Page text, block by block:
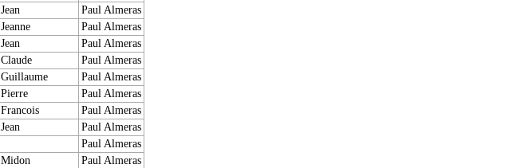
Jean
Paul Almeras
Jeanne
Paul Almeras
Jean
Paul Almeras
Claude
Paul Almeras
Guillaume
Paul Almeras
Pierre
Paul Almeras
Francois
Paul Almeras
Jean
Paul Almeras
Paul Almeras
Midon
Paul Almeras